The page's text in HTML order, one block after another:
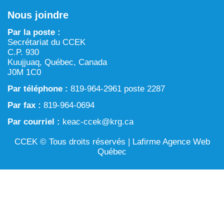
ARTIN : Aménagement du territoire/région marine et
procédure d’examen des projets
Processus prévu à la Loi sur l’évaluation d’impact
Activités d’exploitation et d’exploration minières
Eau
Aménagement et gestion du territoire
Conservation et biodiversité
Nous joindre
Par la poste :
Secrétariat du CCEK
C.P. 930
Kuujjuaq, Québec, Canada
J0M 1C0
Par téléphone : 819-964-2961 poste 2287
Par fax : 819-964-0694
Par courriel : keac-ccek@krg.ca
CCEK © Tous droits réservés | Lafirme Agence Web
Québec